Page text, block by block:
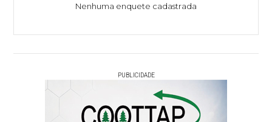
Nenhuma enquete cadastrada
PUBLICIDADE